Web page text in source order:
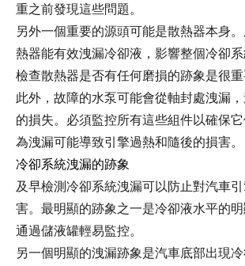
重之前發現這些問題。
另外一個重要的源頭可能是散熱器本身
熱器能有效洩漏冷卻液，影響整個冷卻
檢查散熱器是否有任何磨損的跡象是很重
此外，故障的水泵可能會從軸封處洩漏
的損失。必須監控所有這些組件以確保
為洩漏可能導致引擎過熱和隨後的損害。
冷卻系統洩漏的跡象
及早檢測冷卻系統洩漏可以防止對汽車
害。最明顯的跡象之一是冷卻液水平的
通過儲液罐輕易監控。
另一個明顯的洩漏跡象是汽車底部出現